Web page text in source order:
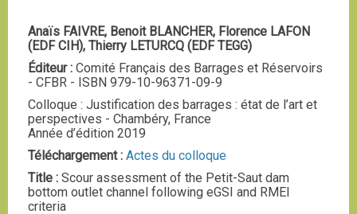
Anaïs FAIVRE, Benoit BLANCHER, Florence LAFON
(EDF CIH), Thierry LETURCQ (EDF TEGG)
Éditeur : Comité Français des Barrages et Réservoirs
- CFBR - ISBN 979-10-96371-09-9
Colloque : Justification des barrages : état de l’art et
perspectives - Chambéry, France
Année d’édition 2019
Téléchargement : Actes du colloque
Title : Scour assessment of the Petit-Saut dam
bottom outlet channel following eGSI and RMEI
criteria